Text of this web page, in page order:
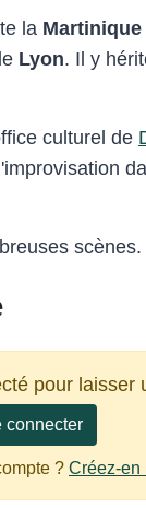
la Martinique
Lyon. Il y
culturel de
scènes.
pour laisser
connecter
? Créez-en